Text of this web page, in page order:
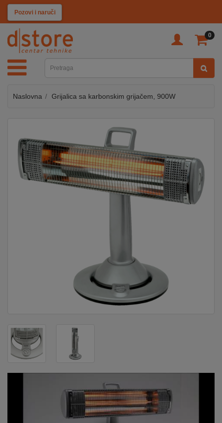
Pozovi i naruči
0
KATEGORIJE
TV
SAT
MOBILNI
AUDIO
KABLOVI
KLIMATIZACIJA
Naslovna Grijalica sa karbonskim grijačem, 900W